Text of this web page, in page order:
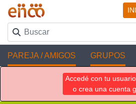
PAREJA / AMIGOS GRUPOS
Accedé con tu
o crea una cuenta